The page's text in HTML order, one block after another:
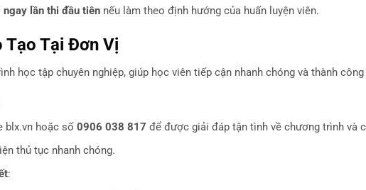
ngay lần thi đầu tiênnếu làm theo định hướng của huấn luyện viên.
Tạo Tại Đơn Vị
học tập chuyên nghiệp, giúp học viên tiếp cận nhanh chóng và thành
blx.vn hoặc số 0906 038 817 để được giải đáp tận tình về chương trình và
thủ tục nhanh chóng.
: